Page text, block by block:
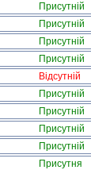
Присутній
Присутній
Присутній
Присутній
Відсутній
Присутній
Присутній
Присутній
Присутній
Присутня